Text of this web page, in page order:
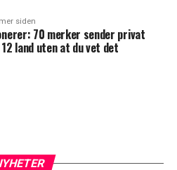
siden
70 merker sender privat
land uten at du vet det